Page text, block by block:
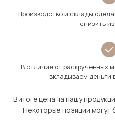
Производство и склады
снизить
В отличие от раскрученных
вкладываем деньги
В итоге цена на нашу
Некоторые позиции могут